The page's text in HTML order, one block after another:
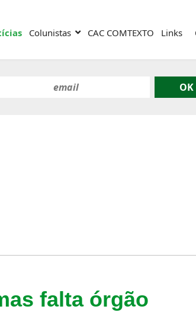
Colunistas CAC COMTEXTO Links
falta órgão